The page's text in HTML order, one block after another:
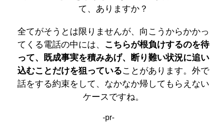
て、ありますか？
全てがそうとは限りませんが、向こうからかかっ
てくる電話の中には、 こちらが根負けするのを待
って、既成事実を積みあげ、断り難い状況に追い
込むことだけを狙っていることがあります。外で
話をする約束をして、なかなか帰してもらえない
ケースですね。
-pr-